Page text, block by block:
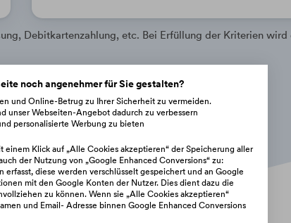
Debitkartenzahlung, etc. Bei Erfüllung der Kriterien
noch angenehmer für Sie gestalten?
und Online-Betrug zu Ihrer Sicherheit zu vermeiden.
unser Webseiten-Angebot dadurch zu verbessern
personalisierte Werbung zu bieten
Klick auf „Alle Cookies akzeptieren“ der Speicherung aller
der Nutzung von „Google Enhanced Conversions“ zu:
diese werden verschlüsselt gespeichert und an Google
mit den Google Konten der Nutzer. Dies dient dazu die
zu können. Wenn sie „Alle Cookies akzeptieren“
und Email- Adresse binnen Google Enhanced Conversions